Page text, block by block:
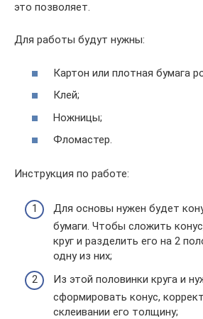
это позволяет.
Для работы будут нужны:
Картон или плотная бумага
Клей;
Ножницы;
Фломастер.
Инструкция по работе:
Для основы нужен будет
бумаги. Чтобы сложить
круг и разделить его на 2
одну из них;
Из этой половинки круга и
сформировать конус,
склеивании его толщину;